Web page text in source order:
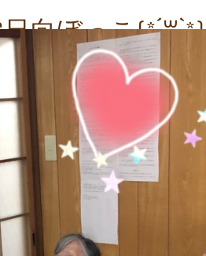
向ぼっこ(*´꒳`*)